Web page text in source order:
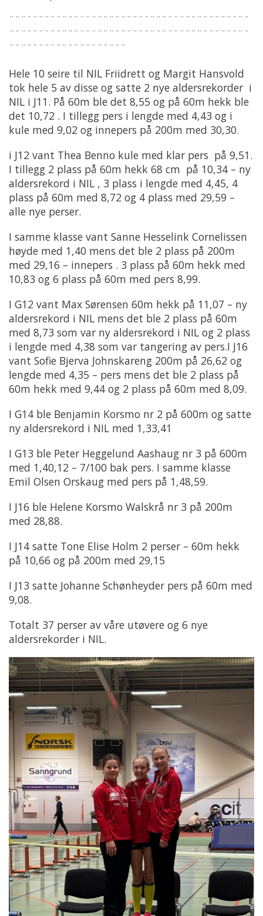
¨¨¨¨¨¨¨¨¨¨¨¨¨¨¨¨¨¨¨¨¨¨¨¨¨¨¨¨¨¨¨¨¨¨¨¨¨¨¨¨¨
¨¨¨¨¨¨¨¨¨¨¨¨¨¨¨¨¨¨¨¨¨¨¨¨¨¨¨¨¨¨¨¨¨¨¨¨¨¨¨¨¨
¨¨¨¨¨¨¨¨¨¨¨¨¨¨¨¨¨¨¨¨
Hele 10 seire til NIL Friidrett og Margit Hansvold
tok hele 5 av disse og satte 2 nye aldersrekorder i
NIL i J11. På 60m ble det 8,55 og på 60m hekk ble
det 10,72 . I tillegg pers i lengde med 4,43 og i
kule med 9,02 og innepers på 200m med 30,30.
i J12 vant Thea Benno kule med klar pers på 9,51.
I tillegg 2 plass på 60m hekk 68 cm på 10,34 – ny
aldersrekord i NIL , 3 plass i lengde med 4,45, 4
plass på 60m med 8,72 og 4 plass med 29,59 –
alle nye perser.
I samme klasse vant Sanne Hesselink Cornelissen
høyde med 1,40 mens det ble 2 plass på 200m
med 29,16 – innepers . 3 plass på 60m hekk med
10,83 og 6 plass på 60m med pers 8,99.
I G12 vant Max Sørensen 60m hekk på 11,07 – ny
aldersrekord i NIL mens det ble 2 plass på 60m
med 8,73 som var ny aldersrekord i NIL og 2 plass
i lengde med 4,38 som var tangering av pers.I J16
vant Sofie Bjerva Johnskareng 200m på 26,62 og
lengde med 4,35 – pers mens det ble 2 plass på
60m hekk med 9,44 og 2 plass på 60m med 8,09.
I G14 ble Benjamin Korsmo nr 2 på 600m og satte
ny aldersrekord i NIL med 1,33,41
I G13 ble Peter Heggelund Aashaug nr 3 på 600m
med 1,40,12 – 7/100 bak pers. I samme klasse
Emil Olsen Orskaug med pers på 1,48,59.
I J16 ble Helene Korsmo Walskrå nr 3 på 200m
med 28,88.
I J14 satte Tone Elise Holm 2 perser – 60m hekk
på 10,66 og på 200m med 29,15
I J13 satte Johanne Schønheyder pers på 60m med
9,08.
Totalt 37 perser av våre utøvere og 6 nye
aldersrekorder i NIL.